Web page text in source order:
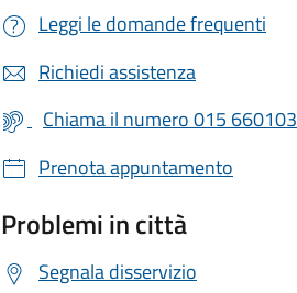
Leggi le domande frequenti
Richiedi assistenza
Chiama il numero 015 660103
Prenota appuntamento
Problemi in città
Segnala disservizio